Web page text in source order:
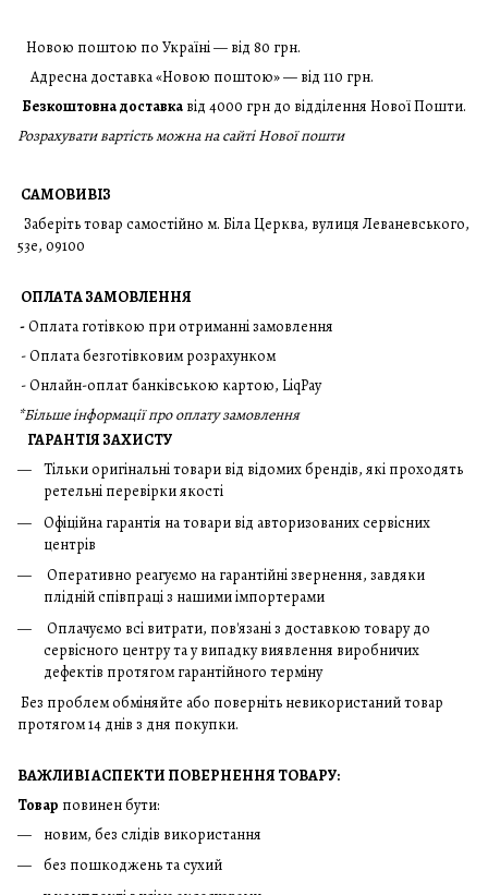
Новою поштою по Україні — від 80 грн.
Адресна доставка «Новою поштою» — від 110 грн.
Безкоштовна доставка від 4000 грн до відділення Нової Пошти.
Розрахувати вартість можна на сайті Нової пошти
САМОВИВІЗ
Заберіть товар самостійно м. Біла Церква, вулиця Леваневського,
53е, 09100
ОПЛАТА ЗАМОВЛЕННЯ
-Оплата готівкою при отриманні замовлення
- Оплата безготівковим розрахунком
- Онлайн-оплат банківською картою, LiqPay
*Більше інформації про оплату замовлення
ГАРАНТІЯ ЗАХИСТУ
Тільки оригінальні товари від відомих брендів, які проходять
ретельні перевірки якості
Офіційна гарантія на товари від авторизованих сервісних
центрів
Оперативно реагуємо на гарантійні звернення, завдяки
плідній співпраці з нашими імпортерами
Оплачуємо всі витрати, пов'язані з доставкою товару до
сервісного центру та у випадку виявлення виробничих
дефектів протягом гарантійного терміну
Без проблем обміняйте або поверніть невикористаний товар
протягом 14 днів з дня покупки.
ВАЖЛИВІ АСПЕКТИ ПОВЕРНЕННЯ ТОВАРУ:
Товар повинен бути:
новим, без слідів використання
без пошкоджень та сухий